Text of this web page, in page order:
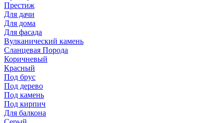
Престиж
Для дачи
Для дома
Для фасада
Вулканический камень
Сланцевая Порода
Коричневый
Красный
Под брус
Под дерево
Под камень
Под кирпич
Для балкона